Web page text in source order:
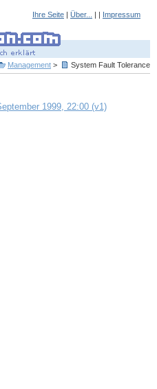
Ihre Seite | Über... | | Impressum
Management > System Fault Tolerance
1999, 22:00 (v1)